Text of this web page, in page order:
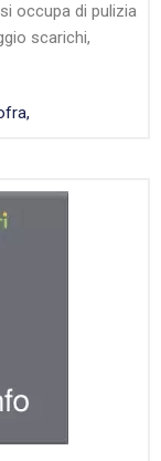
occupa di pulizia
scarichi,